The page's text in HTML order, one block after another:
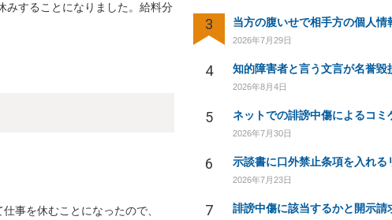
みすることになりました。給料分
事を休むことになったので、
3
2026年7月29日
4
2026年8月4日
5
2026年7月30日
6
2026年7月23日
7